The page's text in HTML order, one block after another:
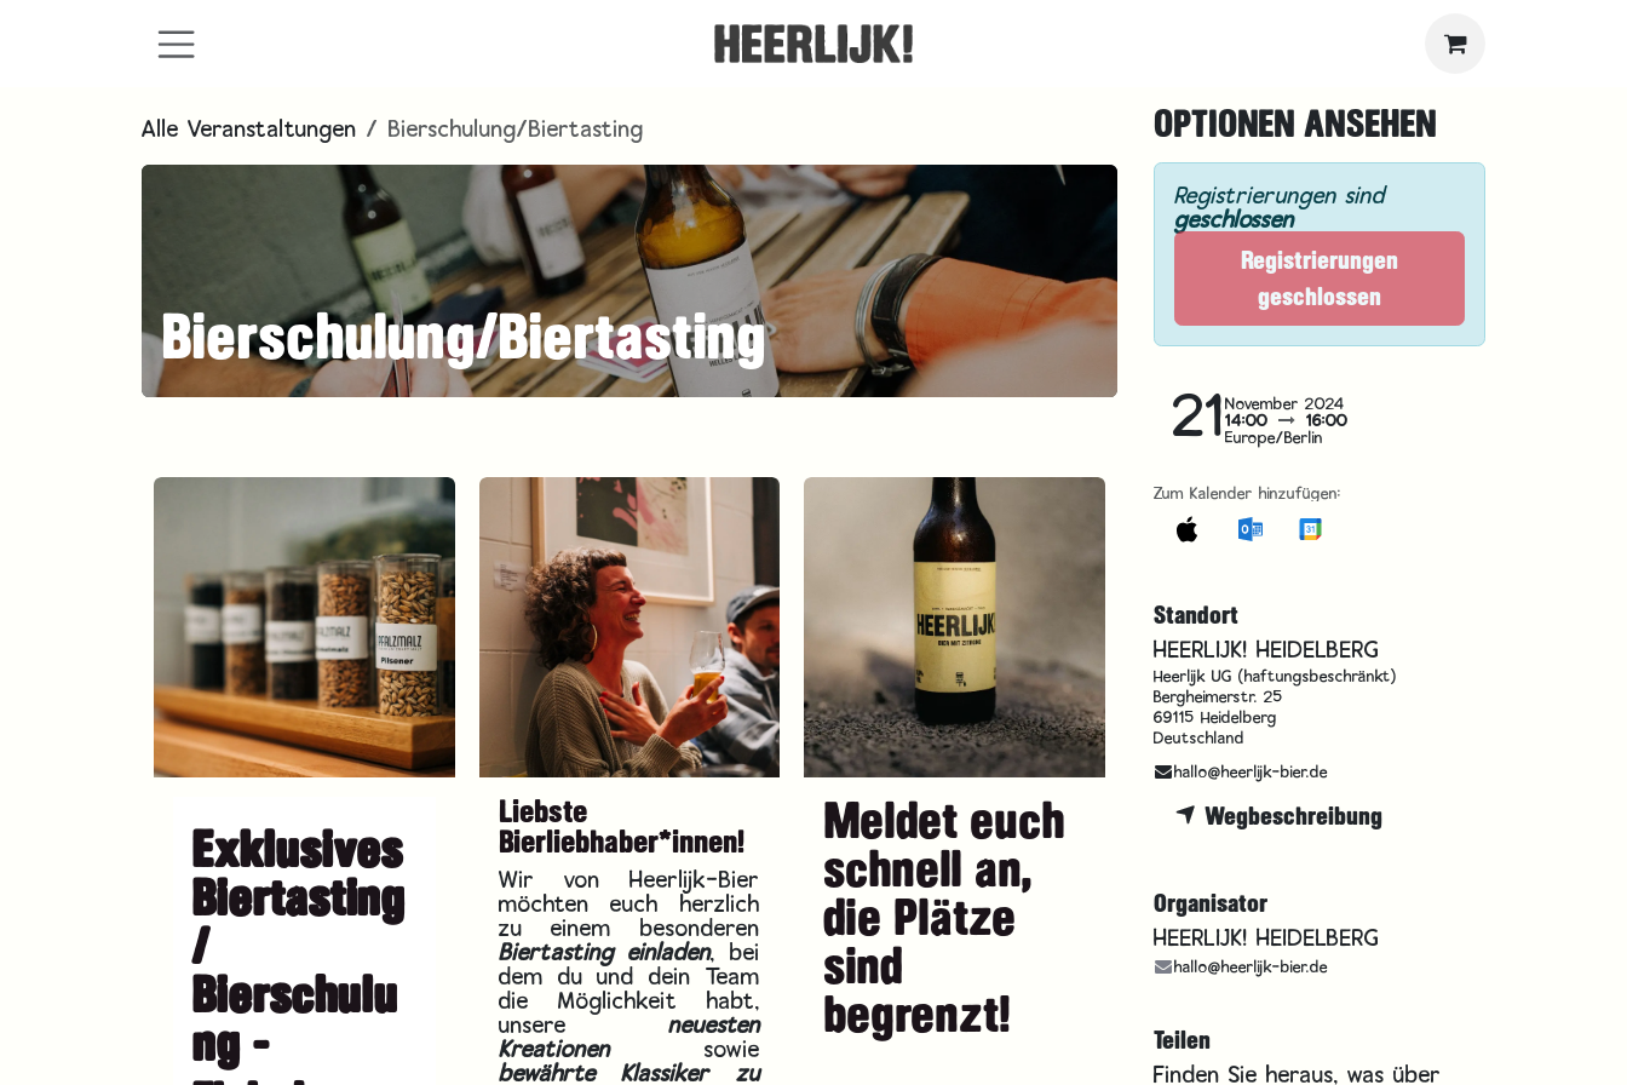
Alle Veranstaltungen Bierschulung/Biertasting
Bierschulung/Biertasting
Exklusives
Biertasting
/
Bierschulu
ng -
Meldet euch
schnell an,
die Plätze
sind
begrenzt!
Liebste
Bierliebhaber*innen!
Wir von Heerlijk-Bier
möchten euch herzlich
zu einem besonderen
Biertasting einladen, bei
dem du und dein Team
die Möglichkeit habt,
unsereneuesten
Kreationensowie
bewährte Klassiker zu
OPTIONEN ANSEHEN
Registrierungen sind
geschlossen
Registrierungen
geschlossen
21November 2024
14:00 16:00
Europe/Berlin
Zum Kalender hinzufügen:
Standort
HEERLIJK! HEIDELBERG
Heerlijk UG (haftungsbeschränkt)
Bergheimerstr. 25
69115 Heidelberg
Deutschland
hallo@heerlijk-bier.de
Wegbeschreibung
Organisator
HEERLIJK! HEIDELBERG
hallo@heerlijk-bier.de
Teilen
Finden Sie heraus, was über